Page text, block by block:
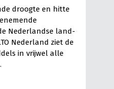
droogte en hitte
Nederlandse land-
Nederland ziet de
in vrijwel alle